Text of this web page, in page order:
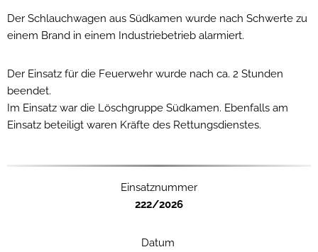
Der Schlauchwagen aus Südkamen wurde nach Schwerte zu
einem Brand in einem Industriebetrieb alarmiert.
Der Einsatz für die Feuerwehr wurde nach ca. 2 Stunden
beendet.
Im Einsatz war die Löschgruppe Südkamen. Ebenfalls am
Einsatz beteiligt waren Kräfte des Rettungsdienstes.
Einsatznummer
222/2026
Datum